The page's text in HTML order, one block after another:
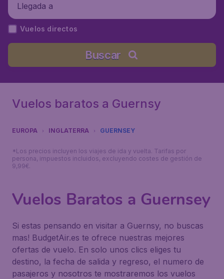
Llegada a
Vuelos directos
Buscar
Vuelos baratos a Guernsy
EUROPA INGLATERRA GUERNSEY
*Los precios incluyen los viajes de ida y vuelta. Tarifas por
persona, impuestos incluidos, excluyendo costes de gestión de
9,99€.
Vuelos Baratos a Guernsey
Si estas pensando en visitar a Guernsy, no buscas
mas! BudgetAir.es te ofrece nuestras mejores
ofertas de vuelo. En solo unos clics eliges tu
destino, la fecha de salida y regreso, el numero de
pasajeros y nosotros te mostraremos los vuelos